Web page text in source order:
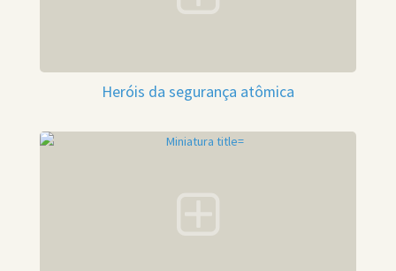
Heróis da segurança atômica